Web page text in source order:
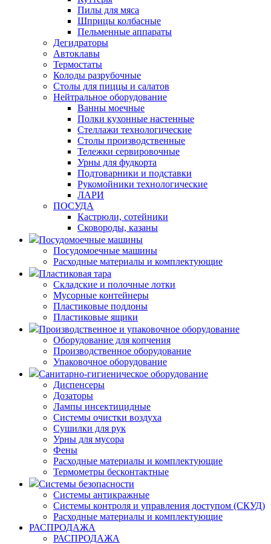
Пилы для мяса
Шприцы колбасные
Пельменные аппараты
Дегидраторы
Автоклавы
Термостаты
Колоды разрубочные
Столы для пиццы и салатов
Нейтральное оборудование
Ванны моечные
Полки кухонные настенные
Стеллажи технологические
Столы производственные
Тележки сервировочные
Урны для фудкорта
Подтоварники и подставки
Рукомойники технологические
ЛАРИ
ПОСУДА
Кастрюли, сотейники
Сковороды, казаны
Посудомоечные машины
Посудомоечные машины
Расходные материалы и комплектующие
Пластиковая тара
Складские и полочные лотки
Мусорные контейнеры
Пластиковые поддоны
Пластиковые ящики
Производственное и упаковочное оборудование
Оборудование для копчения
Производственное оборудование
Упаковочное оборудование
Санитарно-гигиеническое оборудование
Диспенсеры
Дозаторы
Лампы инсектицидные
Системы очистки воздуха
Сушилки для рук
Урны для мусора
Фены
Расходные материалы и комплектующие
Термометры бесконтактные
Системы безопасности
Системы антикражные
Системы контроля и управления доступом (СКУД)
Расходные материалы и комплектующие
РАСПРОДАЖА
РАСПРОДАЖА